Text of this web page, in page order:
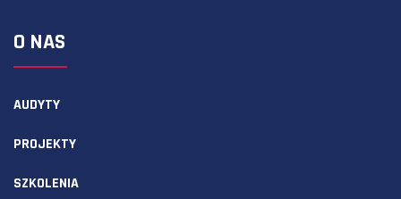
O NAS
AUDYTY
PROJEKTY
SZKOLENIA